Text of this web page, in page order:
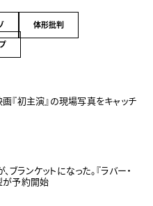
体形批判
画『初主演』の現場写真をキャッチ
ブランケットになった。『ラバー・
が予約開始